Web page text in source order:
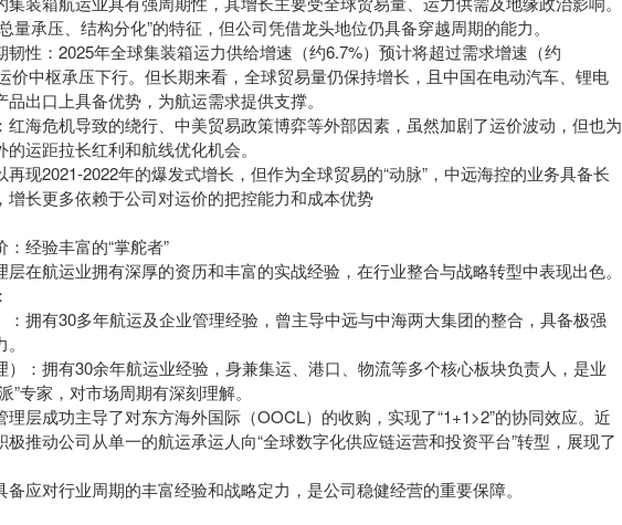
量承压、结构分化”的特征，但公司凭借龙头地位仍具备穿越周期的能力。
韧性：2025年全球集装箱运力供给增速（约6.7%）预计将超过需求增速（约
价中枢承压下行。但长期来看，全球贸易量仍保持增长，且中国在电动汽车、锂电
出口上具备优势，为航运需求提供支撑。
红海危机导致的绕行、中美贸易政策博弈等外部因素，虽然加剧了运价波动，但也为
运距拉长红利和航线优化机会。
再现2021-2022年的爆发式增长，但作为全球贸易的“动脉”，中远海控的业务具备长
增长更多依赖于公司对运价的把控能力和成本优势
：经验丰富的“掌舵者”
层在航运业拥有深厚的资历和丰富的实战经验，在行业整合与战略转型中表现出色。
：拥有30多年航运及企业管理经验，曾主导中远与中海两大集团的整合，具备极强
）：拥有30余年航运业经验，身兼集运、港口、物流等多个核心板块负责人，是业
”专家，对市场周期有深刻理解。
理层成功主导了对东方海外国际（OOCL）的收购，实现了“1+1>2”的协同效应。近
极推动公司从单一的航运承运人向“全球数字化供应链运营和投资平台”转型，展现了
备应对行业周期的丰富经验和战略定力，是公司稳健经营的重要保障。